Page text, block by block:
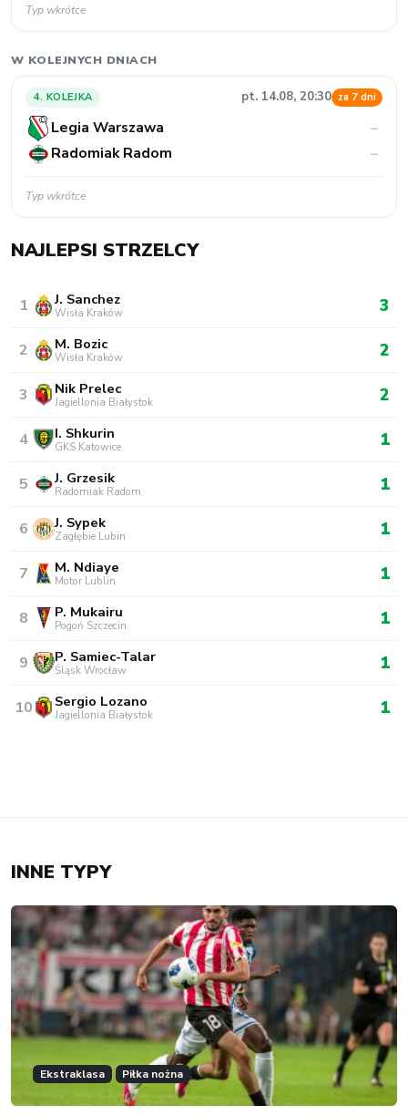
Typ wkrótce
W KOLEJNYCH DNIACH
4. KOLEJKA pt. 14.08, 20:30 za 7 dni
Legia Warszawa
–
Radomiak Radom
–
Typ wkrótce
NAJLEPSI STRZELCY
1 J. Sanchez
Wisła Kraków 3
2 M. Bozic
Wisła Kraków 2
3 Nik Prelec
Jagiellonia Białystok 2
4 I. Shkurin
GKS Katowice 1
5 J. Grzesik
Radomiak Radom 1
6 J. Sypek
Zagłębie Lubin 1
7 M. Ndiaye
Motor Lublin 1
8 P. Mukairu
Pogoń Szczecin 1
9 P. Samiec-Talar
Śląsk Wrocław 1
10 Sergio Lozano
Jagiellonia Białystok 1
INNE TYPY
Ekstraklasa Piłka nożna